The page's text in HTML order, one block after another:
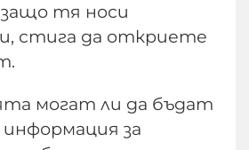
тя носи
стига да откриете
могат ли да бъдат
за